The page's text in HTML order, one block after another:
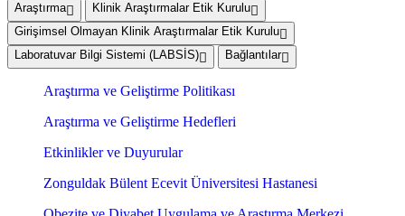
Araştırma
Klinik Araştırmalar Etik Kurulu
Girişimsel Olmayan Klinik Araştırmalar Etik Kurulu
Laboratuvar Bilgi Sistemi (LABSİS)
Bağlantılar
Araştırma ve Geliştirme Politikası
Araştırma ve Geliştirme Hedefleri
Etkinlikler ve Duyurular
Zonguldak Bülent Ecevit Üniversitesi Hastanesi